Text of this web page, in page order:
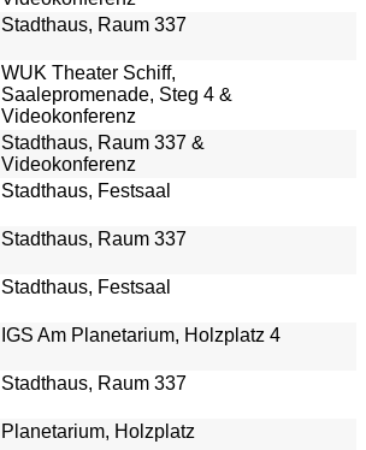
Stadthaus, Raum 337
WUK Theater Schiff,
Saalepromenade, Steg 4 &
Videokonferenz
Stadthaus, Raum 337 &
Videokonferenz
Stadthaus, Festsaal
Stadthaus, Raum 337
Stadthaus, Festsaal
IGS Am Planetarium, Holzplatz 4
Stadthaus, Raum 337
Planetarium, Holzplatz